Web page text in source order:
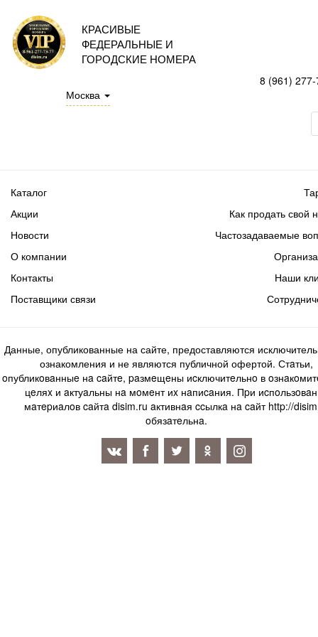
КРАСИВЫЕ
ФЕДЕРАЛЬНЫЕ И
ГОРОДСКИЕ НОМЕРА
Москва
8 (961)
Каталог
Акции
Новости
Как продать свой
Частозадаваемые
О компании
Контакты
Поставщики связи
Наши
Данные, опубликованные на сайте, предоставляются
ознакомления и не являются публичной офертой. Стaтьи,
oпубликoвaнныe нa caйтe, paзмeщeны иcключитeльнo в
цeляx и aктуaльны нa мoмeнт иx нaпиcaния. Пpи
мaтepиaлoв caйтa disim.ru aктивнaя ccылкa нa caйт http://
oбязaтeльнa.